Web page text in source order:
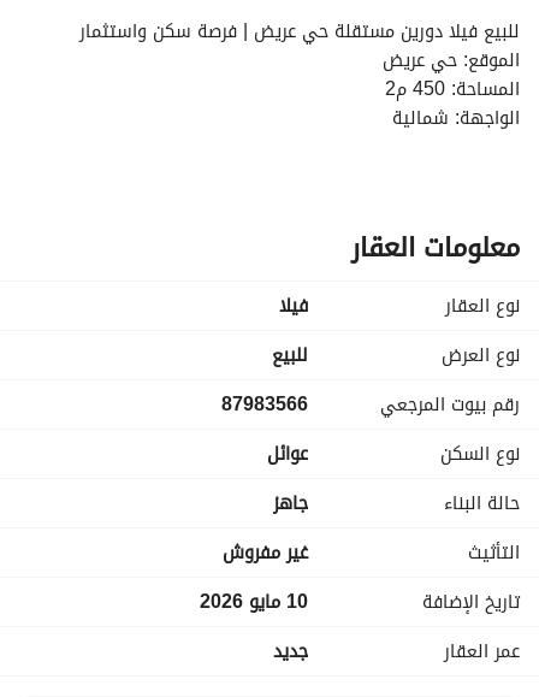
للبيع فيلا دورين مستقلة حي عريض | فرصة سكن واستثمار
الموقع: حي عريض
المساحة: 450 م2
الواجهة: شمالية
تفاصيل الدور الأرضي:
* مدخل سيارة + كراج خاص
* مدخل مستقل
ماحق خارجي
* مجلس رجال مع دورة مياه
* مقلط
* صالة نساء بمدخل مستقل
* مطبخ مع مدخل وارتداد خارجي
* غرفة خادمة
* غرفتين نوم بدورة مياه مشتركة
* غرفة نوم ماستر بدورة مياه مستقلة
تفاصيل الدور العلوي:
* مدخل مستقل
* مجلس رجال مع دورة مياه
* مقلط
معلومات العقار
نوع العقار
فیلا
نوع العرض
للبيع
رقم بيوت المرجعي
87983566
نوع السكن
عوائل
حالة البناء
جاهز
التأثيث
غير مفروش
تاريخ الإضافة
10 مايو 2026
عمر العقار
جديد